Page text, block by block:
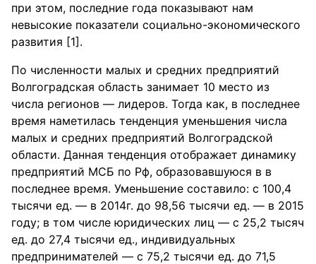
при этом, последние года показывают нам
невысокие показатели социально-экономического
развития [1].
По численности малых и средних предприятий
Волгоградская область занимает 10 место из
числа регионов — лидеров. Тогда как, в последнее
время наметилась тенденция уменьшения числа
малых и средних предприятий Волгоградской
области. Данная тенденция отображает динамику
предприятий МСБ по Рф, образовавшуюся в в
последнее время. Уменьшение составило: с 100,4
тысячи ед. — в 2014г. до 98,56 тысячи ед. — в 2015
году; в том числе юридических лиц — с 25,2 тысяч
ед. до 27,4 тысячи ед., индивидуальных
предпринимателей — с 75,2 тысячи ед. до 71,5